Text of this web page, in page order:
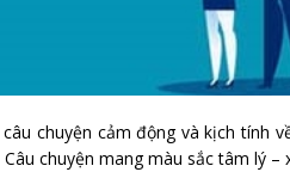
chuyện cảm động và kịch tính
Câu chuyện mang màu sắc tâm lý